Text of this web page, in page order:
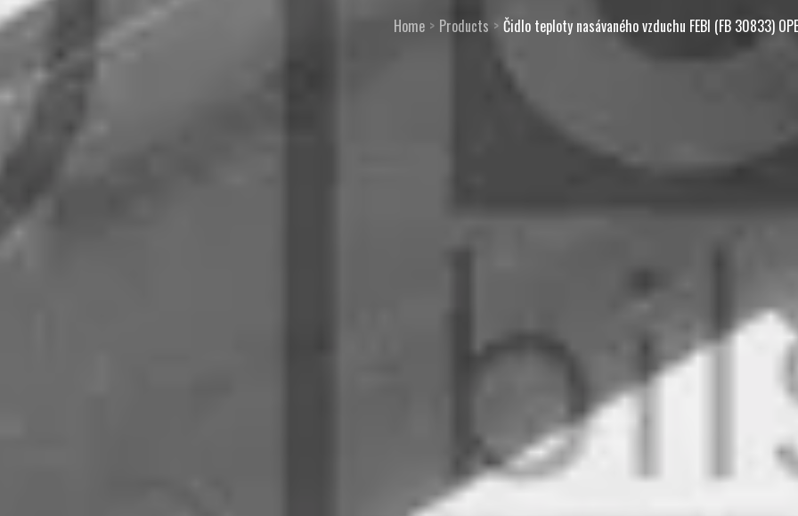
Home Products Čidlo teploty nasávaného vzduchu FEBI (FB 30833)